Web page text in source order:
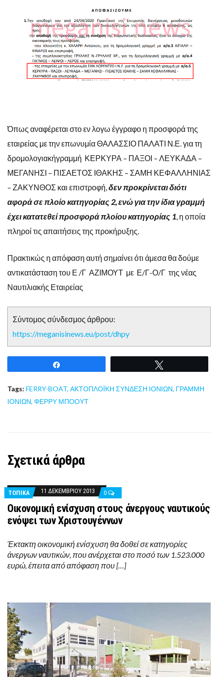
Όπως αναφέρεται στο εν λογω έγγραφο η προσφορά της
εταιρείας με την επωνυμία ΘΑΛΑΣΣΙΟ ΠΑΛΑΤΙ Ν.Ε. για τη
δρομολογιακήγραμμή ΚΕΡΚΥΡΑ – ΠΑΞΟΙ – ΛΕΥΚΑΔΑ –
ΜΕΓΑΝΗΣΙ – ΠΙΣΑΕΤΟΣ ΙΘΑΚΗΣ – ΣΑΜΗ ΚΕΦΑΛΛΗΝΙΑΣ
– ΖΑΚΥΝΘΟΣ και επιστροφή,δεν προκρίνεται διότι
αφορά σε πλοίο κατηγορίας 2, ενώ για την ίδια γραμμή
έχει κατατεθεί προσφορά πλοίου κατηγορίας 1, η οποία
πληροί τις απαιτήσεις της προκήρυξης.
Πρακτικώς η απόφαση αυτή σημαίνει ότι άμεσα θα δούμε
αντικατάσταση του Ε /Γ ΑΖΙΜΟΥΤ με Ε/Γ-Ο/Γ της νέας
Ναυτιλιακής Εταιρείας
Σύντομος σύνδεσμος άρθρου:
https://meganisinews.eu/post/dhpy
Tags: FERRY-BOAT, ΑΚΤΟΠΛΟΪΚΗ ΣΥΝΔΕΣΗ ΙΟΝΙΩΝ, ΓΡΑΜΜΗ
ΙΟΝΙΩΝ, ΦΕΡΡΥ ΜΠΟΟΥΤ
Σχετικά άρθρα
ΤΟΠΙΚΑ 11 ΔΕΚΕΜΒΡΊΟΥ 2013 0
Οικονομική ενίσχυση στους άνεργους ναυτικούς
ενόψει των Χριστουγέννων
Έκτακτη οικονομική ενίσχυση θα δοθεί σε κατηγορίες
άνεργων ναυτικών, που ανέρχεται στο ποσό των 1.523.000
ευρώ, έπειτα από απόφαση που […]